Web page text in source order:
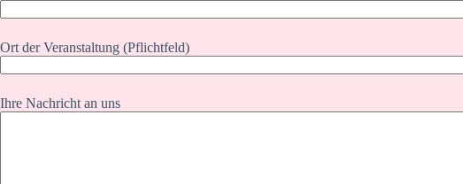
Ort der Veranstaltung (Pflichtfeld)
Ihre Nachricht an uns